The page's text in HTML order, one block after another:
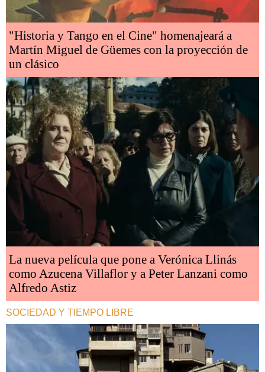
"Historia y Tango en el Cine" homenajeará a
Martín Miguel de Güemes con la proyección de
un clásico
La nueva película que pone a Verónica Llinás
como Azucena Villaflor y a Peter Lanzani como
Alfredo Astiz
SOCIEDAD Y TIEMPO LIBRE